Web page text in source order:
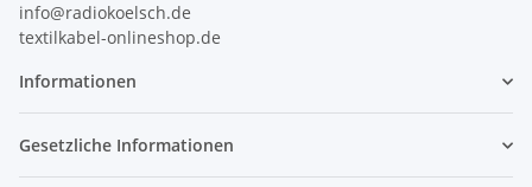
info@radiokoelsch.de
textilkabel-onlineshop.de
Informationen
Gesetzliche Informationen